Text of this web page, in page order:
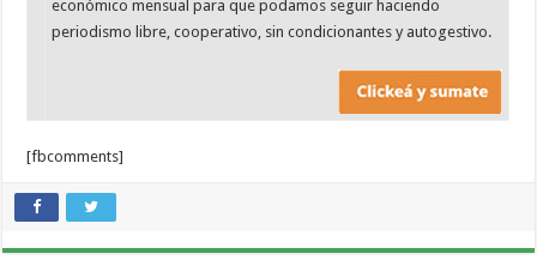
económico mensual para que podamos seguir haciendo
periodismo libre, cooperativo, sin condicionantes y autogestivo.
[fbcomments]